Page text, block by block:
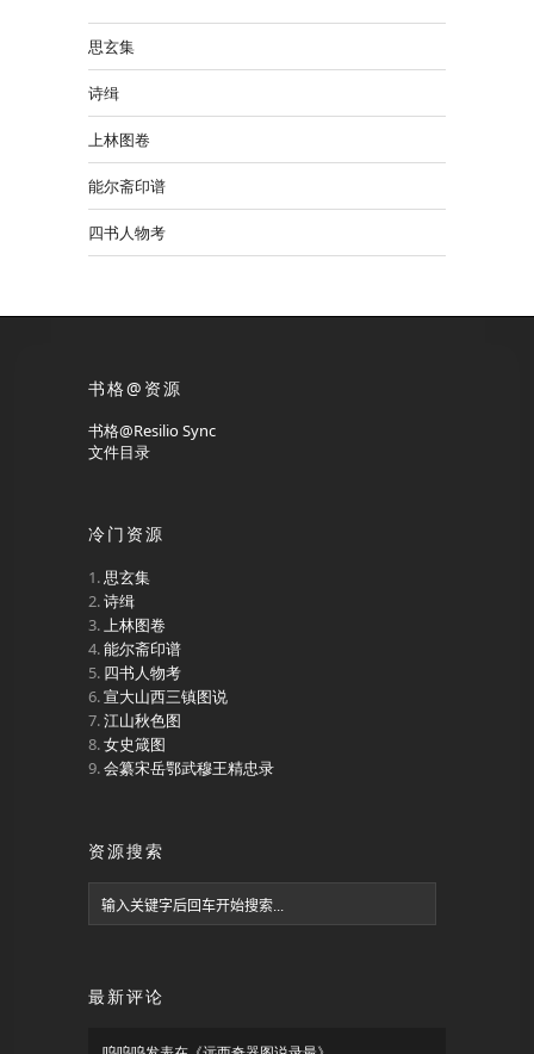
思玄集
诗缉
上林图卷
能尔斋印谱
四书人物考
书格@资源
书格@Resilio Sync
文件目录
冷门资源
思玄集
诗缉
上林图卷
能尔斋印谱
四书人物考
宣大山西三镇图说
江山秋色图
女史箴图
会纂宋岳鄂武穆王精忠录
资源搜索
最新评论